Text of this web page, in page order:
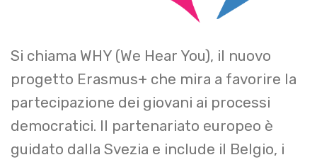
Si chiama WHY (We Hear You), il nuovo
progetto Erasmus+ che mira a favorire la
partecipazione dei giovani ai processi
democratici. Il partenariato europeo è
guidato dalla Svezia e include il Belgio, i